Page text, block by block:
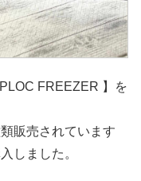
FREEZER 】を
販売されています
しました。